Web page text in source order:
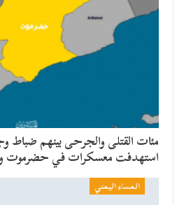
مئات القتلى والجرحى بينهم ضباط
استهدفت معسكرات في حضرموت
المساء اليمني